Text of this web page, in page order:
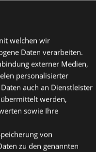
welchen wir
Daten verarbeiten.
externer Medien,
personalisierter
auch an Dienstleister
werden,
sowie Ihre
von
zu den genannten